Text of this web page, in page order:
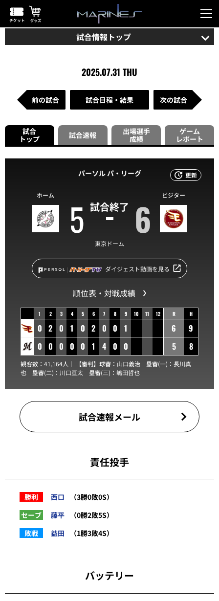
試合情報トップ
2025.07.31 THU
前の試合 試合日程・結果 次の試合
試合
トップ
試合速報
出場選手
成績
ゲーム
レポート
更新
パーソル パ・リーグ
試合終了
ホーム
5 6
ビジター
東京ドーム
ダイジェスト動画を見る
順位表・対戦成績
1 2 3 4 5 6 7 8 9 10 11 12
0 2 0 1 0 2 0 0
1
0 0 0 0 0 1 4 0 0
R H
6
9
5
8
観客数：41,164人｜ 【審判】球審： 山口義治 塁審(一)： 長川真
也 塁審(二)： 川口亘太 塁審(三)： 嶋田哲也
試合速報メール
責任投手
勝利 西口
（3勝0敗0S）
セーブ
藤平
（0勝2敗5S）
敗戦
益田 （1勝3敗4S）
バッテリー